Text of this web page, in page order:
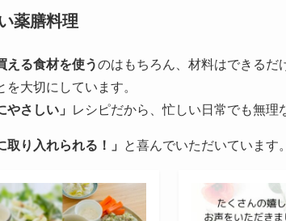
薬膳料理
える食材を使うのはもちろん、材料はできるだ
大切にしています。
やさしい」
レシピだから、忙しい日常でも無理
取り入れられる！」 と喜んでいただいています。